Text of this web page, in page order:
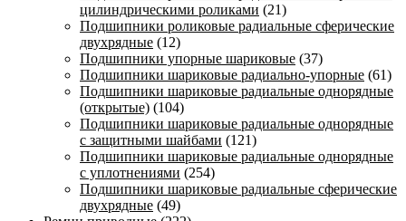
цилиндрическими роликами (21)
Подшипники роликовые радиальные сферические
двухрядные (12)
Подшипники упорные шариковые (37)
Подшипники шариковые радиально-упорные (61)
Подшипники шариковые радиальные однорядные
(открытые) (104)
Подшипники шариковые радиальные однорядные
с защитными шайбами (121)
Подшипники шариковые радиальные однорядные
с уплотнениями (254)
Подшипники шариковые радиальные сферические
двухрядные (49)